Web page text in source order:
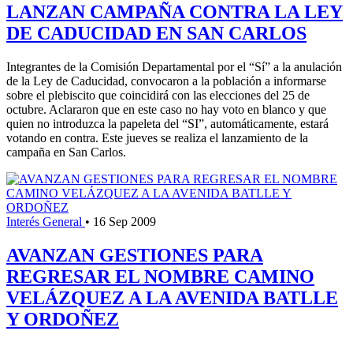
LANZAN CAMPAÑA CONTRA LA LEY
DE CADUCIDAD EN SAN CARLOS
Integrantes de la Comisión Departamental por el “Sí” a la anulación
de la Ley de Caducidad, convocaron a la población a informarse
sobre el plebiscito que coincidirá con las elecciones del 25 de
octubre. Aclararon que en este caso no hay voto en blanco y que
quien no introduzca la papeleta del “SI”, automáticamente, estará
votando en contra. Este jueves se realiza el lanzamiento de la
campaña en San Carlos.
Interés General • 16 Sep 2009
AVANZAN GESTIONES PARA
REGRESAR EL NOMBRE CAMINO
VELÁZQUEZ A LA AVENIDA BATLLE
Y ORDOÑEZ